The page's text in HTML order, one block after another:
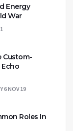
Energy
War
Custom-
Echo
6 NOV 19
Roles In